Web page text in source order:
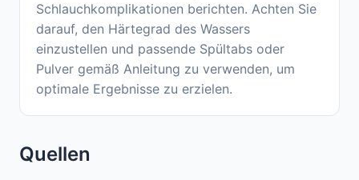
Schlauchkomplikationen berichten. Achten Sie
darauf, den Härtegrad des Wassers
einzustellen und passende Spültabs oder
Pulver gemäß Anleitung zu verwenden, um
optimale Ergebnisse zu erzielen.
Quellen